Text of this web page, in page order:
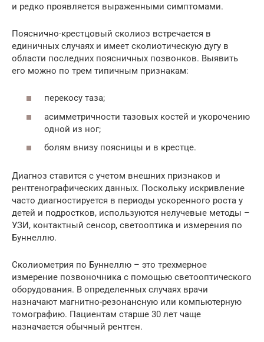
и редко проявляется выраженными симптомами.
Пояснично-крестцовый сколиоз встречается в
единичных случаях и имеет сколиотическую дугу в
области последних поясничных позвонков. Выявить
его можно по трем типичным признакам:
перекосу таза;
асимметричности тазовых костей и укорочению
одной из ног;
болям внизу поясницы и в крестце.
Диагноз ставится с учетом внешних признаков и
рентгенографических данных. Поскольку искривление
часто диагностируется в периоды ускоренного роста у
детей и подростков, используются нелучевые методы –
УЗИ, контактный сенсор, светооптика и измерения по
Буннеллю.
Сколиометрия по Буннеллю – это трехмерное
измерение позвоночника с помощью светооптического
оборудования. В определенных случаях врачи
назначают магнитно-резонансную или компьютерную
томографию. Пациентам старше 30 лет чаще
назначается обычный рентген.